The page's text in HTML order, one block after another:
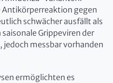
Antikörperreaktion gegen
schwächer ausfällt als
Grippeviren der
jedoch messbar vorhanden
ermöglichten es